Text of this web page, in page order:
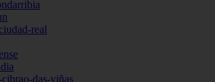
real
das-viñas